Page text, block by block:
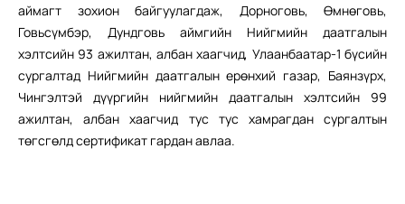
аймагт зохион байгуулагдаж, Дорноговь, Өмнөговь,
Говьсүмбэр, Дундговь аймгийн Нийгмийн даатгалын
хэлтсийн 93 ажилтан, албан хаагчид, Улаанбаатар-1 бүсийн
сургалтад Нийгмийн даатгалын ерөнхий газар, Баянзүрх,
Чингэлтэй дүүргийн нийгмийн даатгалын хэлтсийн 99
ажилтан, албан хаагчид тус тус хамрагдан сургалтын
төгсгөлд сертификат гардан авлаа.